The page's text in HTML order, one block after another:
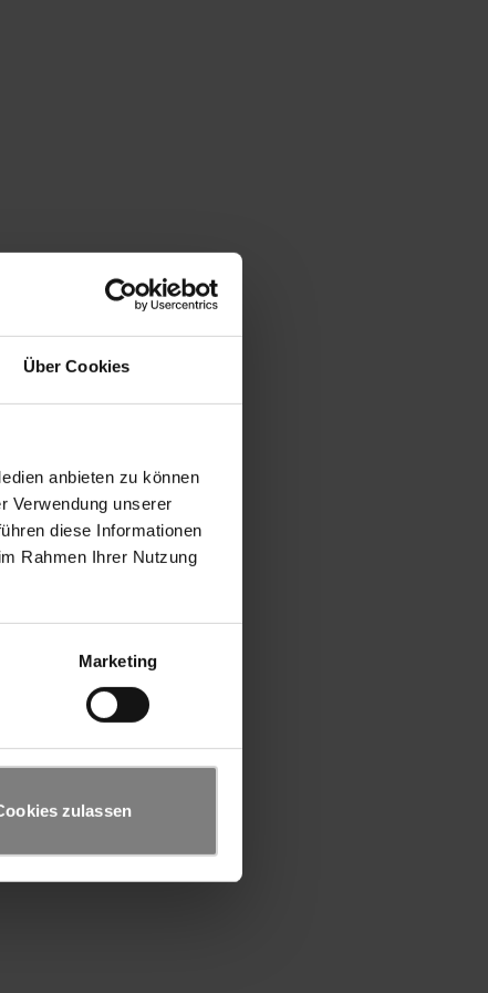
Über Cookies
anbieten zu können
Verwendung unserer
diese Informationen
Rahmen Ihrer Nutzung
Marketing
zulassen